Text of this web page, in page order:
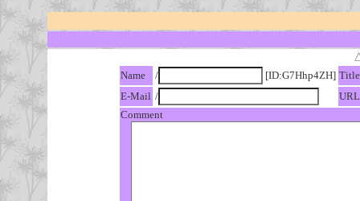
Name
/ [ID:G7Hhp4ZH] Title
E-Mail /
URL
Comment